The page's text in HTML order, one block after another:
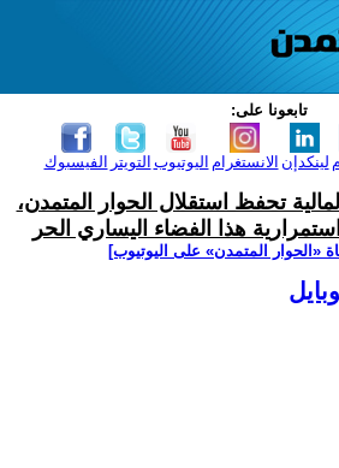
تابعونا على:
الفيسبوك التويتر اليوتيوب الانستغرام لينكدإن
تحفظ استقلال الحوار المتمدن،
هذا الفضاء اليساري الحر
‫«الحوار المتمدن» على اليوتيوب]